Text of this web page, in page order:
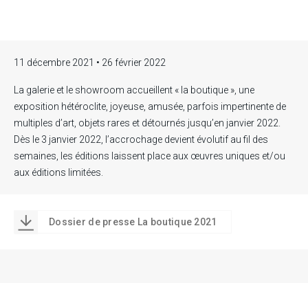
11 décembre 2021 • 26 février 2022
La galerie et le showroom accueillent « la boutique », une
exposition hétéroclite, joyeuse, amusée, parfois impertinente de
multiples d’art, objets rares et détournés jusqu’en janvier 2022.
Dès le 3 janvier 2022, l’accrochage devient évolutif au fil des
semaines, les éditions laissent place aux œuvres uniques et/ou
aux éditions limitées.
Dossier de presse La boutique 2021